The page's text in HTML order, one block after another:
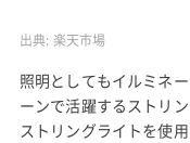
出典: 楽天市場
照明としてもイルミネ
ーンで活躍するストリン
ストリングライトを使